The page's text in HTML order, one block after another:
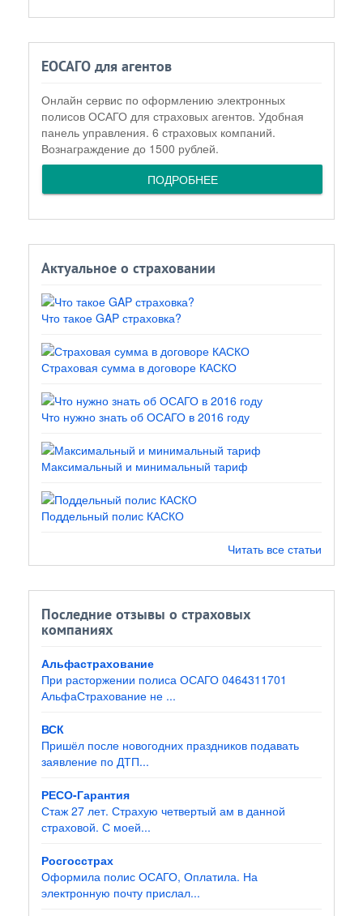
ЕОСАГО для агентов
Онлайн сервис по оформлению электронных
полисов ОСАГО для страховых агентов. Удобная
панель управления. 6 страховых компаний.
Вознаграждение до 1500 рублей.
ПОДРОБНЕЕ
Актуальное о страховании
Что такое GAP страховка?
Страховая сумма в договоре КАСКО
Что нужно знать об ОСАГО в 2016 году
Максимальный и минимальный тариф
Поддельный полис КАСКО
Читать все статьи
Последние отзывы о страховых
компаниях
Альфастрахование
При расторжении полиса ОСАГО 0464311701
АльфаСтрахование не ...
ВСК
Пришёл после новогодних праздников подавать
заявление по ДТП...
РЕСО-Гарантия
Стаж 27 лет. Страхую четвертый ам в данной
страховой. С моей...
Росгосстрах
Оформила полис ОСАГО, Оплатила. На
электронную почту прислал...